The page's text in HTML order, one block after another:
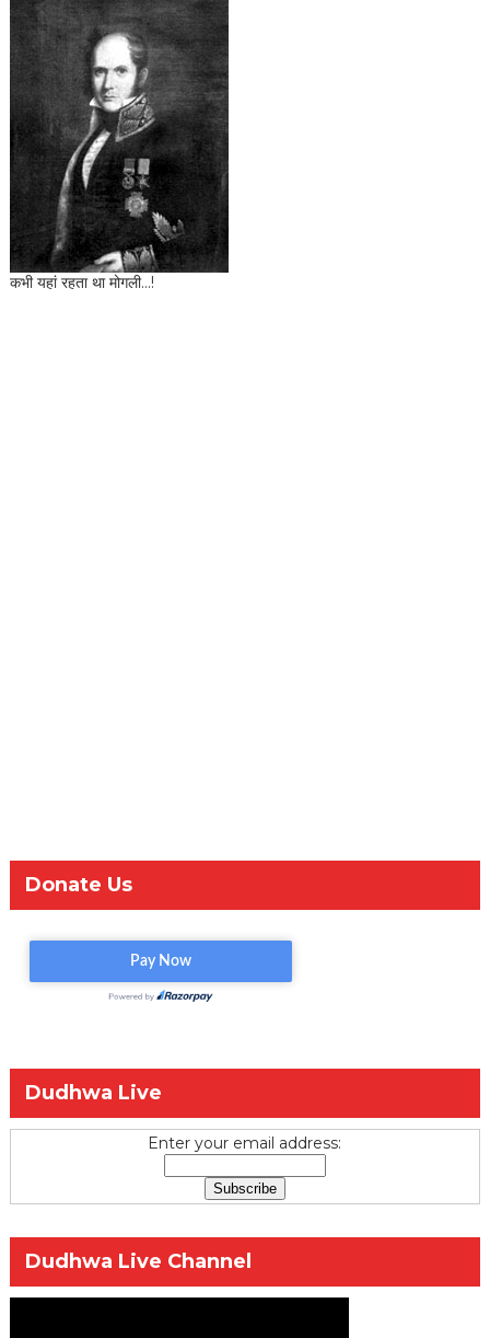
कभी यहां रहता था मोगली...!
Donate Us
Dudhwa Live
Enter your email address:
Dudhwa Live Channel